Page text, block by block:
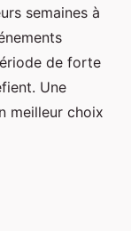
semaines à
de forte
Une
meilleur choix